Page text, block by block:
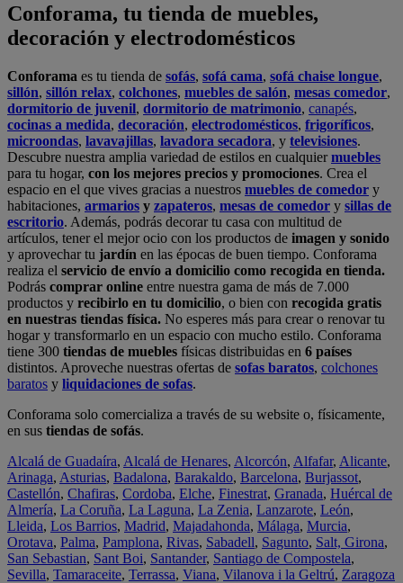
Conforama, tu tienda de muebles,
decoración y electrodomésticos
Conforama es tu tienda de sofás, sofá cama, sofá chaise longue,
sillón, sillón relax, colchones, muebles de salón, mesas comedor,
dormitorio de juvenil, dormitorio de matrimonio, canapés,
cocinas a medida, decoración, electrodomésticos, frigoríficos,
microondas, lavavajillas, lavadora secadora, y televisiones.
Descubre nuestra amplia variedad de estilos en cualquiermuebles
para tu hogar, con los mejores precios y promociones. Crea el
espacio en el que vives gracias a nuestros muebles de comedor y
habitaciones, armarios y zapateros, mesas de comedor y sillas de
escritorio. Además, podrás decorar tu casa con multitud de
artículos, tener el mejor ocio con los productos de imagen y sonido
y aprovechar tu jardín en las épocas de buen tiempo. Conforama
realiza el servicio de envío a domicilio como recogida en tienda.
Podrás comprar online entre nuestra gama de más de 7.000
productos y recibirlo en tu domicilio, o bien con recogida gratis
en nuestras tiendas física. No esperes más para crear o renovar tu
hogar y transformarlo en un espacio con mucho estilo. Conforama
tiene 300 tiendas de muebles físicas distribuidas en 6 países
distintos. Aproveche nuestras ofertas de sofas baratos, colchones
baratos y liquidaciones de sofas.
Conforama solo comercializa a través de su website o, físicamente,
en sus tiendas de sofás.
Alcalá de Guadaíra, Alcalá de Henares, Alcorcón, Alfafar, Alicante,
Arinaga, Asturias, Badalona, Barakaldo, Barcelona, Burjassot,
Castellón, Chafiras, Cordoba, Elche, Finestrat, Granada, Huércal de
Almería, La Coruña, La Laguna, La Zenia, Lanzarote, León,
Lleida, Los Barrios, Madrid, Majadahonda, Málaga, Murcia,
Orotava, Palma, Pamplona, Rivas, Sabadell, Sagunto, Salt, Girona,
San Sebastian, Sant Boi, Santander, Santiago de Compostela,
Sevilla, Tamaraceite, Terrassa, Viana, Vilanova i la Geltrú, Zaragoza